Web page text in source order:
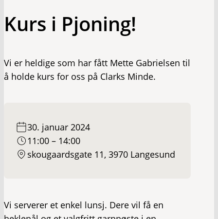
Kurs i Pjoning!
Vi er heldige som har fått Mette Gabrielsen til
å holde kurs for oss på Clarks Minde.
30. januar 2024
11:00 – 14:00
skougaardsgate 11, 3970 Langesund
Vi serverer et enkel lunsj. Dere vil få en